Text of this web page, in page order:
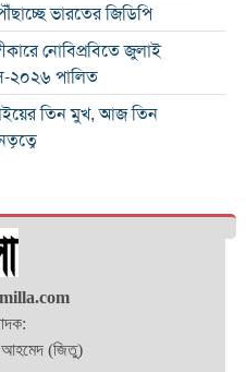
ভারতের জিডিপি
নোবিপ্রবিতে জুলাই
২০২৬ পালিত
তিন মুখ, আজ তিন
জায়গায় নিয়ে হামলায় যুবকের মৃত্যু
দিবস পালিত
নাস্তা না দেওয়া নিয়ে বিরোধ,
আহমেদ (জিতু)